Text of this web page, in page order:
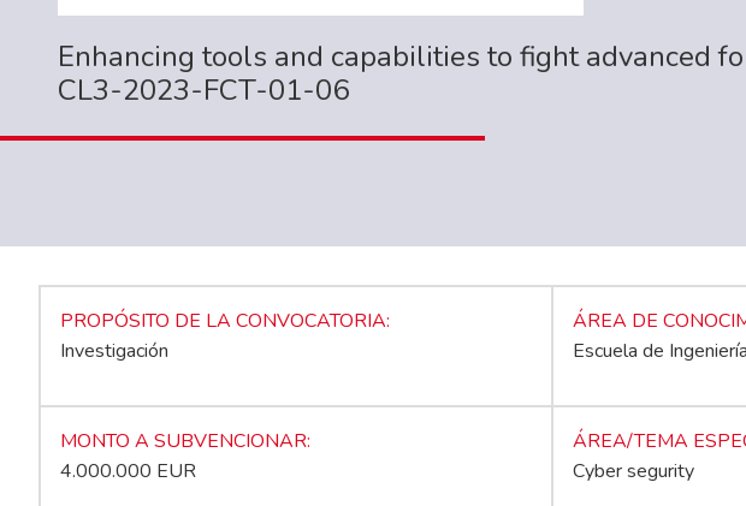
Enhancing tools and capabilities to fight advanced
CL3-2023-FCT-01-06
PROPÓSITO DE LA CONVOCATORIA
Investigación
ÁREA DE
Escuela de
MONTO A SUBVENCIONAR
4.000.000 EUR
ÁREA/TEMA
Cyber segurity